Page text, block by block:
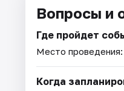
Вопросы и
Где пройдет
Место проведения:
Когда